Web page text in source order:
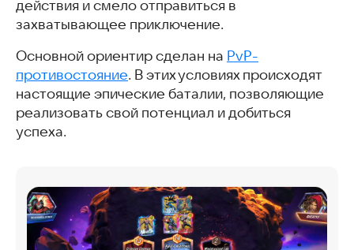
действия и смело отправиться в
захватывающее приключение.
Основной ориентир сделан на PvP-
противостояние. В этих условиях происходят
настоящие эпические баталии, позволяющие
реализовать свой потенциал и добиться
успеха.